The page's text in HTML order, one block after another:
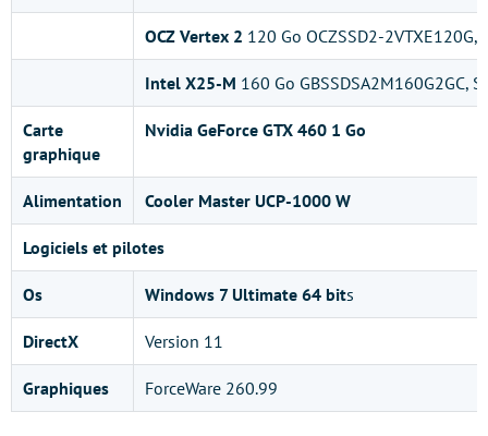
OCZ Vertex 2 120 Go OCZSSD2-2VTXE120G,
Intel X25-M 160 Go GBSSDSA2M160G2GC,
Carte
graphique
Nvidia GeForce GTX 460 1 Go
Alimentation Cooler Master UCP-1000 W
Logiciels et pilotes
Os Windows 7 Ultimate 64 bits
DirectX Version 11
Graphiques ForceWare 260.99